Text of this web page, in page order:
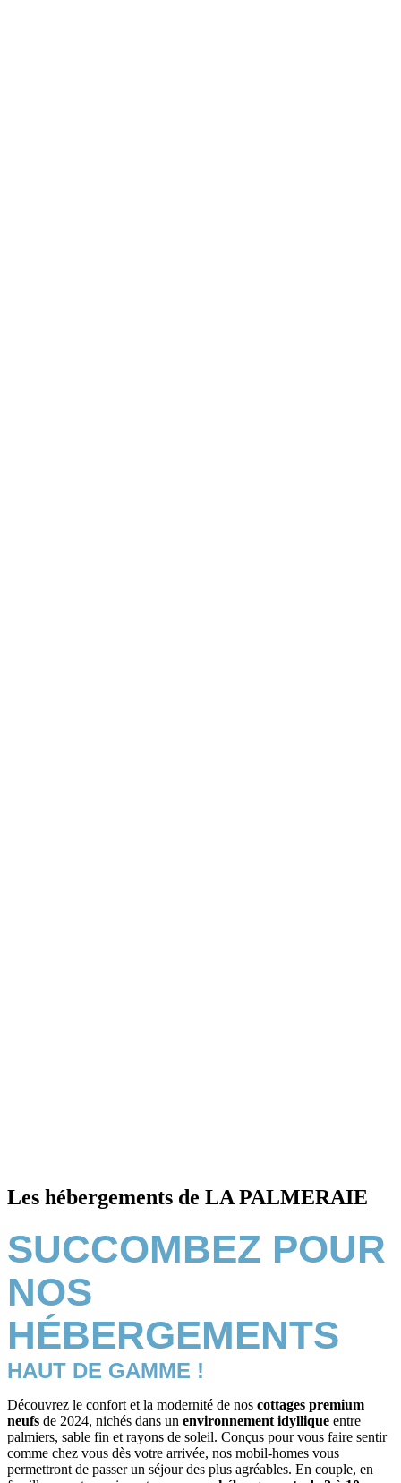
Les hébergements de LA PALMERAIE
SUCCOMBEZ POUR
NOS
HÉBERGEMENTS
HAUT DE GAMME !
Découvrez le confort et la modernité de nos cottages premium
neufs de 2024, nichés dans un environnement idyllique entre
palmiers, sable fin et rayons de soleil. Conçus pour vous faire sentir
comme chez vous dès votre arrivée, nos mobil-homes vous
permettront de passer un séjour des plus agréables. En couple, en